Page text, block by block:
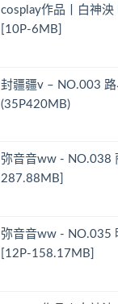
cosplay作品丨白神
[10P-6MB]
封疆疆v – NO.003
(35P420MB)
弥音音ww - NO.038
287.88MB]
弥音音ww - NO.035
[12P-158.17MB]